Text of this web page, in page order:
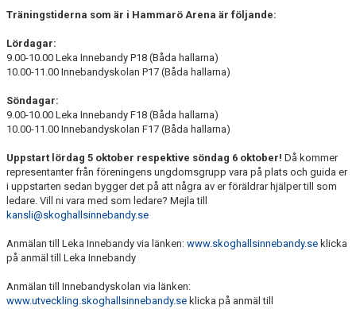
Träningstiderna som är i Hammarö Arena är följande:
Lördagar:
9.00-10.00 Leka Innebandy P18 (Båda hallarna)
10.00-11.00 Innebandyskolan P17 (Båda hallarna)
Söndagar:
9.00-10.00 Leka Innebandy F18 (Båda hallarna)
10.00-11.00 Innebandyskolan F17 (Båda hallarna)
Uppstart lördag 5 oktober respektive söndag 6 oktober! Då kommer
representanter från föreningens ungdomsgrupp vara på plats och guida er
i uppstarten sedan bygger det på att några av er föräldrar hjälper till som
ledare. Vill ni vara med som ledare? Mejla till
kansli@skoghallsinnebandy.se
Anmälan till Leka Innebandy via länken: www.skoghallsinnebandy.se klicka
på anmäl till Leka Innebandy
Anmälan till Innebandyskolan via länken:
www.utveckling.skoghallsinnebandy.se klicka på anmäl till